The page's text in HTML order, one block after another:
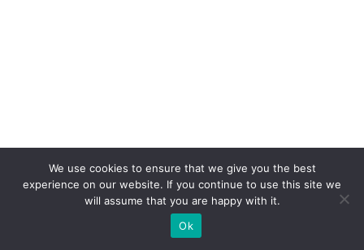
We use cookies to ensure that we give you the best
experience on our website. If you continue to use this site we
will assume that you are happy with it.
Ok